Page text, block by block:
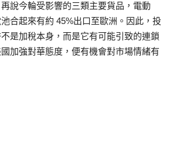
說今輪受影響的三類主要貨品，電動
合起來有約 45%出口至歐洲。因此，投
是加稅本身，而是它有可能引致的連鎖
加強對華態度，便有機會對市場情緒有